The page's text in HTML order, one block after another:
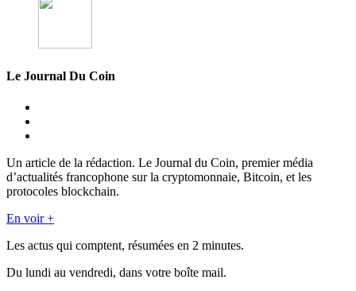
Le Journal Du Coin
Un article de la rédaction. Le Journal du Coin, premier média
d’actualités francophone sur la cryptomonnaie, Bitcoin, et les
protocoles blockchain.
En voir +
Les actus qui comptent, résumées en 2 minutes.
Du lundi au vendredi, dans votre boîte mail.